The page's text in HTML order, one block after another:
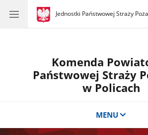
gov.pl
Jednostki Państwowej Straży
gov.pl
Jednostki
Komenda
Państwowej Straży
w Policach
MENU